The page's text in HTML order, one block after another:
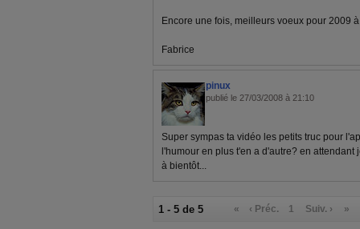
Encore une fois, meilleurs voeux pour 2009
Fabrice
pinux
publié le 27/03/2008 à 21:10
Super sympas ta vidéo les petits truc pour
l'humour en plus t'en a d'autre? en
à bientôt...
1 - 5 de 5 « ‹ Préc. 1 Suiv. › »